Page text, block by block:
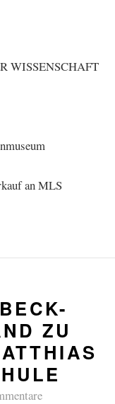
WISSENSCHAFT
an MLS
ZU